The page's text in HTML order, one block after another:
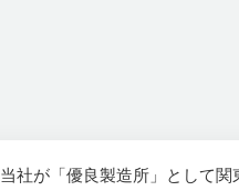
当社が「優良製造所」として